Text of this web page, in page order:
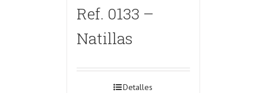
Ref. 0133 –
Natillas
Detalles